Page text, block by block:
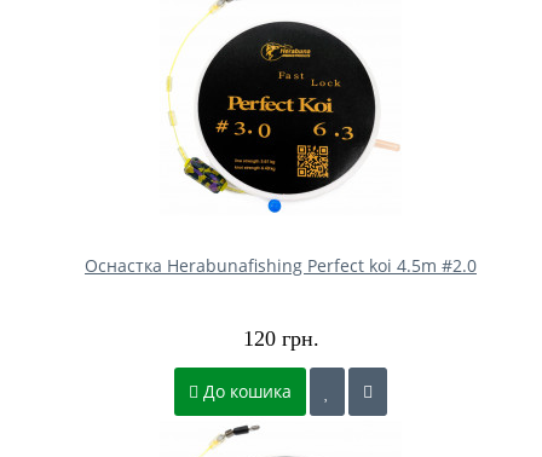
Оснастка Herabunafishing Perfect koі 4.5m #2.0
120 грн.
До кошика